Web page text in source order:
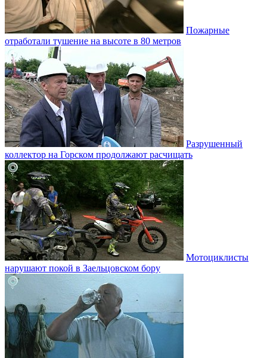
Пожарные
отработали тушение на высоте в 80 метров
Разрушенный
коллектор на Горском продолжают расчищать
Мотоциклисты
нарушают покой в Заельцовском бору